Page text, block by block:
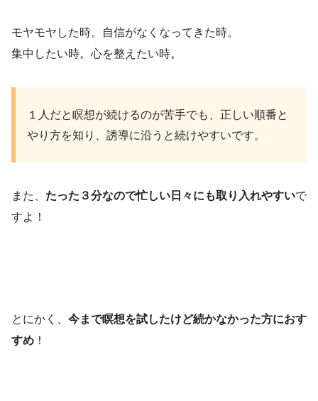
モヤモヤした時。自信がなくなってきた時。
集中したい時。心を整えたい時。
１人だと瞑想が続けるのが苦手でも、正しい順番と
やり方を知り、誘導に沿うと続けやすいです。
また、 たった３分なので忙しい日々にも取り入れやすいで
すよ！
とにかく、 今まで瞑想を試したけど続かなかった方におす
すめ ！